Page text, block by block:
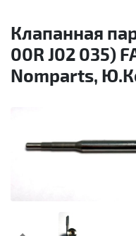
Клапанная
00R J02 035)
Nomparts,